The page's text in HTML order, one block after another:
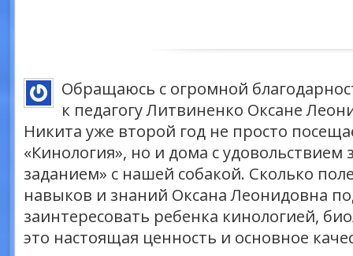
Обращаюсь с огромной
к педагогу Литвиненко Оксане
Никита уже второй год не просто
«Кинология», но и дома с
заданием» с нашей собакой. Сколько
навыков и знаний Оксана Леонидовна
заинтересовать ребенка кинологией,
это настоящая ценность и основное